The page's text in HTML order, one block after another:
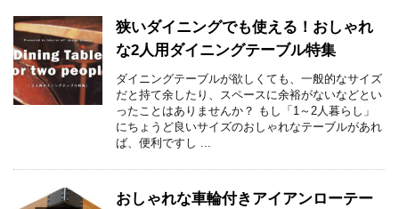
狭いダイニングでも使える！おしゃれ
な2人用ダイニングテーブル特集
ダイニングテーブルが欲しくても、一般的なサイズ
だと持て余したり、スペースに余裕がないなどとい
ったことはありませんか？ もし「1～2人暮らし」
にちょうど良いサイズのおしゃれなテーブルがあれ
ば、便利ですし ...
おしゃれな車輪付きアイアンローテー